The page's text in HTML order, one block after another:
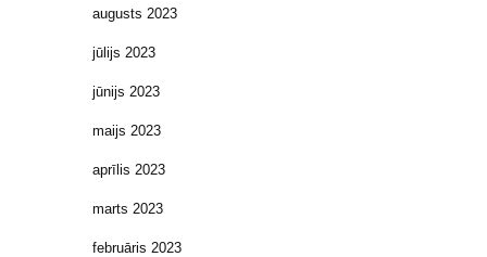
augusts 2023
jūlijs 2023
jūnijs 2023
maijs 2023
aprīlis 2023
marts 2023
februāris 2023